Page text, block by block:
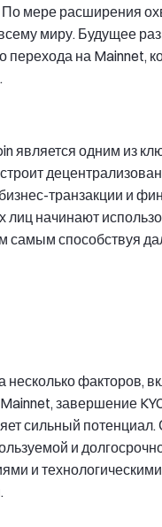
мере расширения
миру. Будущее
перехода на Mainnet,
является одним из
транзакции и
начинают
самым способствуя
несколько
завершение
сильный
и
и